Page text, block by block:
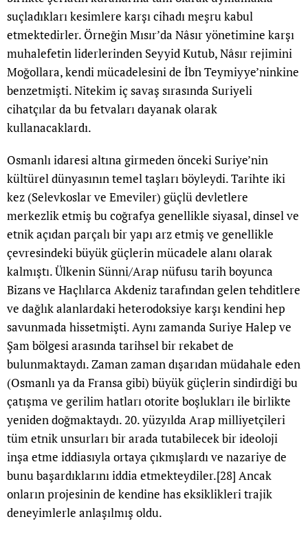
suçladıkları kesimlere karşı cihadı meşru kabul
etmektedirler. Örneğin Mısır’da Nâsır yönetimine karşı
muhalefetin liderlerinden Seyyid Kutub, Nâsır rejimini
Moğollara, kendi mücadelesini de İbn Teymiyye’ninkine
benzetmişti. Nitekim iç savaş sırasında Suriyeli
cihatçılar da bu fetvaları dayanak olarak
kullanacaklardı.
Osmanlı idaresi altına girmeden önceki Suriye’nin
kültürel dünyasının temel taşları böyleydi. Tarihte iki
kez (Selevkoslar ve Emeviler) güçlü devletlere
merkezlik etmiş bu coğrafya genellikle siyasal, dinsel ve
etnik açıdan parçalı bir yapı arz etmiş ve genellikle
çevresindeki büyük güçlerin mücadele alanı olarak
kalmıştı. Ülkenin Sünni/Arap nüfusu tarih boyunca
Bizans ve Haçlılarca Akdeniz tarafından gelen tehditlere
ve dağlık alanlardaki heterodoksiye karşı kendini hep
savunmada hissetmişti. Aynı zamanda Suriye Halep ve
Şam bölgesi arasında tarihsel bir rekabet de
bulunmaktaydı. Zaman zaman dışarıdan müdahale eden
(Osmanlı ya da Fransa gibi) büyük güçlerin sindirdiği bu
çatışma ve gerilim hatları otorite boşlukları ile birlikte
yeniden doğmaktaydı. 20. yüzyılda Arap milliyetçileri
tüm etnik unsurları bir arada tutabilecek bir ideoloji
inşa etme iddiasıyla ortaya çıkmışlardı ve nazariye de
bunu başardıklarını iddia etmekteydiler.[28] Ancak
onların projesinin de kendine has eksiklikleri trajik
deneyimlerle anlaşılmış oldu.